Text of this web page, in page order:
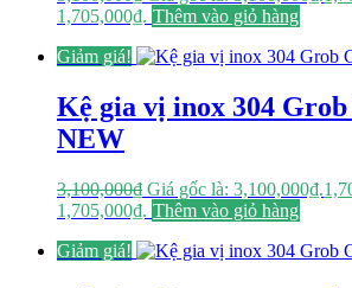
1,705,000₫. Thêm vào giỏ hàng
Giảm giá!
Kệ gia vị inox 304 Grob
NEW
3,100,000₫ Giá gốc là: 3,100,000₫.
1,705,000₫. Thêm vào giỏ hàng
Giảm giá!